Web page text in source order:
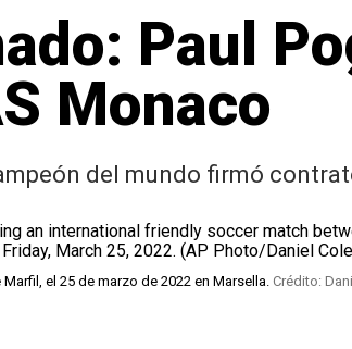
Paul
Monaco
del mundo firmó
el 25 de marzo de 2022 en Marsella. Crédito: